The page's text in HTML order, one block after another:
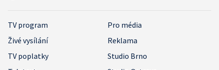
TV program
Pro média
Živé vysílání
Reklama
TV poplatky
Studio Brno